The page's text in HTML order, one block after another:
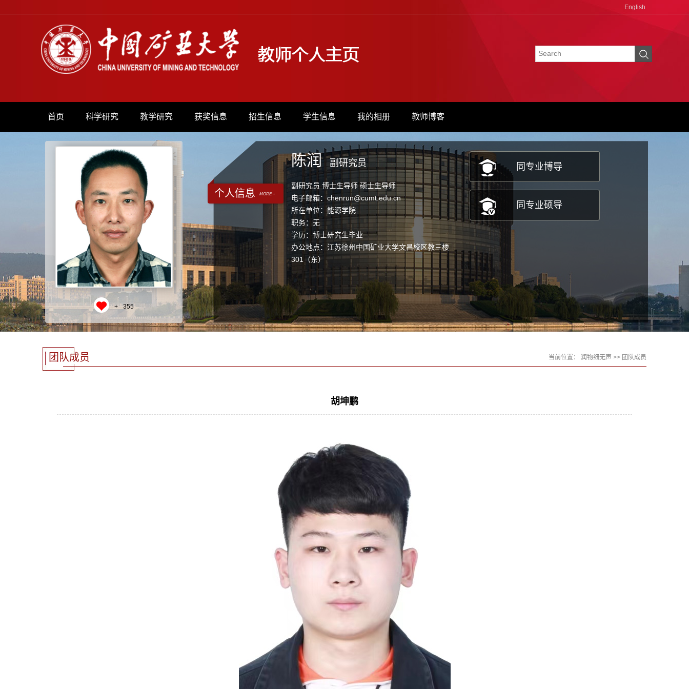
English
首页 科学研究 教学研究 获奖信息 招生信息 学生信息 我的相册 教师博客
+ 355
个人信息 MORE +
陈润 副研究员
副研究员 博士生导师 硕士生导师
电子邮箱： chenrun@cumt.edu.cn
所在单位：能源学院
职务：无
学历：博士研究生毕业
办公地点：江苏徐州中国矿业大学文昌校区教三楼
301（东）
同专业博导
同专业硕导
团队成员 当前位置： 润物细无声 >> 团队成员
胡坤鹏